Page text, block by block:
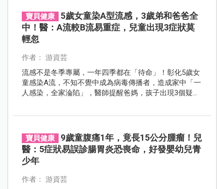
寶貝健康
5歲女童染A型流感，3歲弟和爸爸全
中！醫：A流較B流易重症，兒童出現3症狀莫
輕忽
作者： 游資芸
流感不是冬季專屬，一年四季都在「待命」！彰化5歲女
童感染A流，不知不覺中成為病毒傳播者，造成家中「一
人感染，全家淪陷」，醫師提醒爸媽，孩子出現3個疑似
寶貝健康
9歲童腹痛1年，竟長15公分腫瘤！兒
醫：5症狀易誤診腸胃炎恐喪命，好發嬰幼兒青
少年
作者： 游資芸